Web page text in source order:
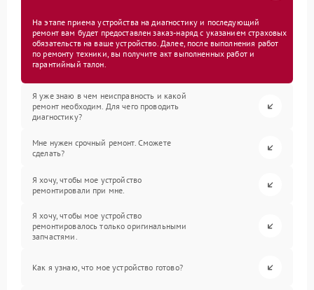
На этапе приема устройства на диагностику и последующий
ремонт вам будет предоставлен заказ-наряд с указанием страховых
обязательств на ваше устройство. Далее, после выполнения работ
по ремонту техники, вы получите акт выполненных работ и
гарантийный талон.
Я уже знаю в чем неисправность и какой
ремонт необходим. Для чего проводить
диагностику?
Мне нужен срочный ремонт. Сможете
сделать?
Я хочу, чтобы мое устройство
ремонтировали при мне.
Я хочу, чтобы мое устройство
ремонтировалось только оригинальными
запчастями.
Как я узнаю, что мое устройство готово?